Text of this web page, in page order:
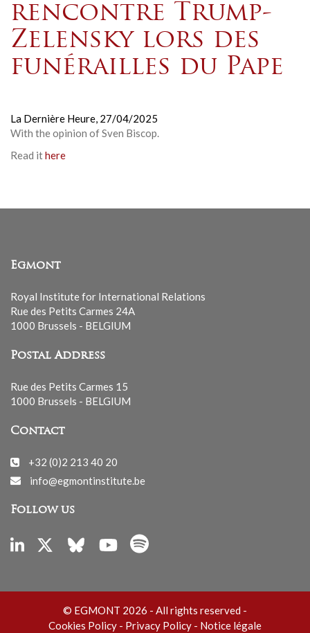
rencontre Trump-
Zelensky lors des
funérailles du Pape
La Dernière Heure, 27/04/2025
With the opinion of Sven Biscop.
Read ithere
Egmont
Royal Institute for International Relations
Rue des Petits Carmes 24A
1000 Brussels - BELGIUM
Postal Address
Rue des Petits Carmes 15
1000 Brussels - BELGIUM
Contact
+32 (0)2 213 40 20
info@egmontinstitute.be
Follow us
© EGMONT 2026 - All rights reserved -
Cookies Policy - Privacy Policy - Notice légale